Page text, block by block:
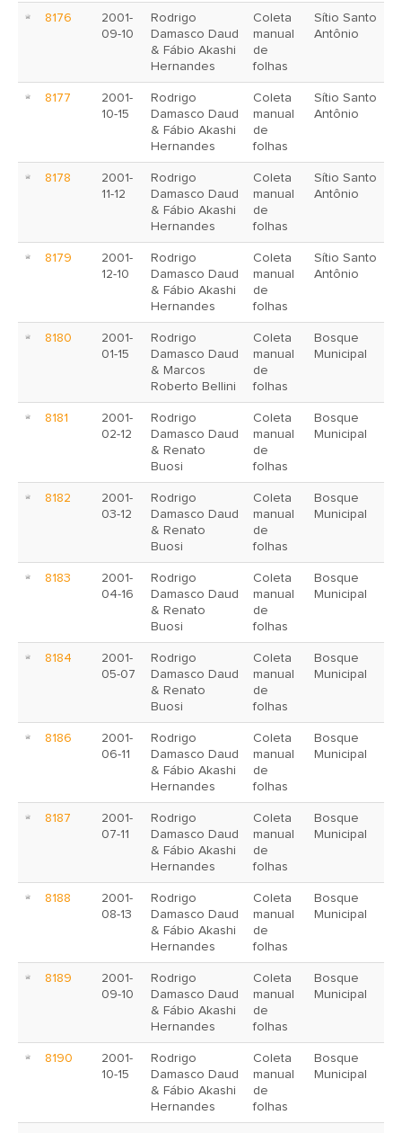
8176
2001-
09-10
Rodrigo
Damasco Daud
& Fábio Akashi
Hernandes
Coleta
manual
de
folhas
Sítio Santo
Antônio
8177
2001-
10-15
Rodrigo
Damasco Daud
& Fábio Akashi
Hernandes
Coleta
manual
de
folhas
Sítio Santo
Antônio
8178
2001-
11-12
Rodrigo
Damasco Daud
& Fábio Akashi
Hernandes
Coleta
manual
de
folhas
Sítio Santo
Antônio
8179
2001-
12-10
Rodrigo
Damasco Daud
& Fábio Akashi
Hernandes
Coleta
manual
de
folhas
Sítio Santo
Antônio
8180
2001-
01-15
Rodrigo
Damasco Daud
& Marcos
Roberto Bellini
Coleta
manual
de
folhas
Bosque
Municipal
8181
2001-
02-12
Rodrigo
Damasco Daud
& Renato
Buosi
Coleta
manual
de
folhas
Bosque
Municipal
8182
2001-
03-12
Rodrigo
Damasco Daud
& Renato
Buosi
Coleta
manual
de
folhas
Bosque
Municipal
8183
2001-
04-16
Rodrigo
Damasco Daud
& Renato
Buosi
Coleta
manual
de
folhas
Bosque
Municipal
8184
2001-
05-07
Rodrigo
Damasco Daud
& Renato
Buosi
Coleta
manual
de
folhas
Bosque
Municipal
8186
2001-
06-11
Rodrigo
Damasco Daud
& Fábio Akashi
Hernandes
Coleta
manual
de
folhas
Bosque
Municipal
8187
2001-
07-11
Rodrigo
Damasco Daud
& Fábio Akashi
Hernandes
Coleta
manual
de
folhas
Bosque
Municipal
8188
2001-
08-13
Rodrigo
Damasco Daud
& Fábio Akashi
Hernandes
Coleta
manual
de
folhas
Bosque
Municipal
8189
2001-
09-10
Rodrigo
Damasco Daud
& Fábio Akashi
Hernandes
Coleta
manual
de
folhas
Bosque
Municipal
8190
2001-
10-15
Rodrigo
Damasco Daud
& Fábio Akashi
Hernandes
Coleta
manual
de
folhas
Bosque
Municipal